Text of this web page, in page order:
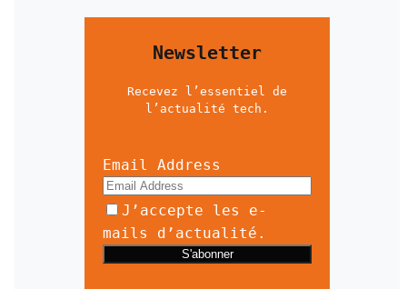
Newsletter
Recevez l’essentiel de
l’actualité tech.
Email Address
J’accepte les e-
mails d’actualité.